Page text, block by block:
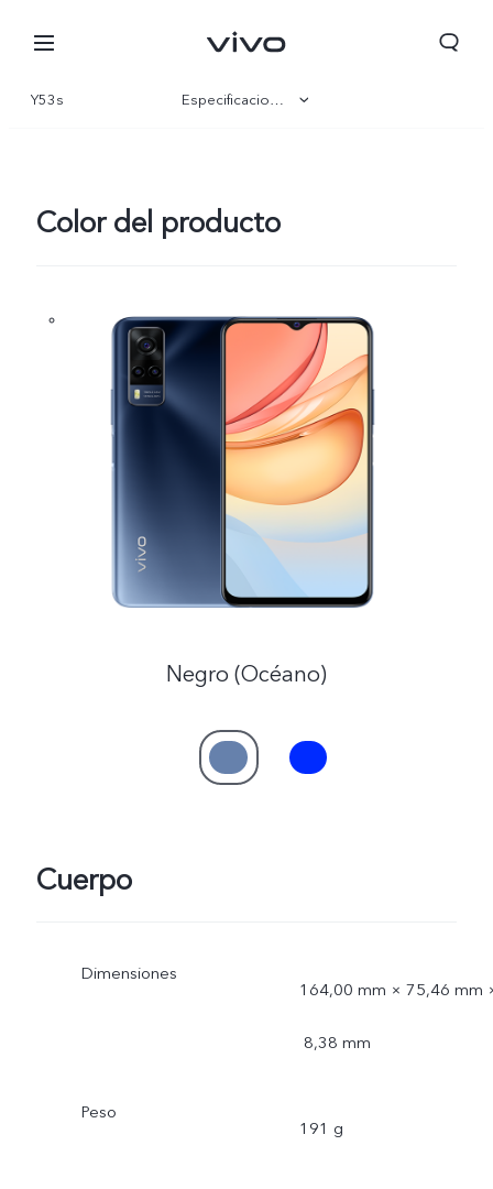
Y53s Especificaciones
Color del producto
Negro (Océano)
Cuerpo
Dimensiones
164,00 mm × 75,46 mm
8,38 mm
Peso
191 g